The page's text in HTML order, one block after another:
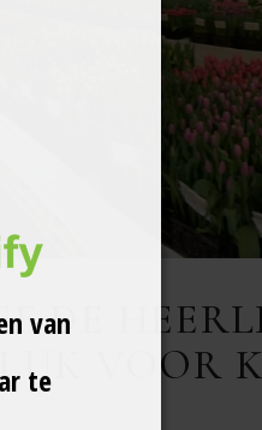
DE
VOOR
van
te